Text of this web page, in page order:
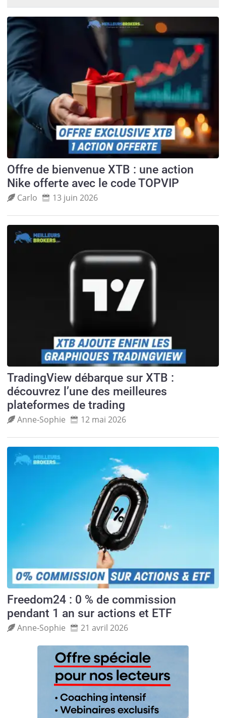
Offre de bienvenue XTB : une action
Nike offerte avec le code TOPVIP
Carlo 13 juin 2026
TradingView débarque sur XTB :
découvrez l’une des meilleures
plateformes de trading
Anne‑Sophie 12 mai 2026
Freedom24 : 0 % de commission
pendant 1 an sur actions et ETF
Anne‑Sophie 21 avril 2026